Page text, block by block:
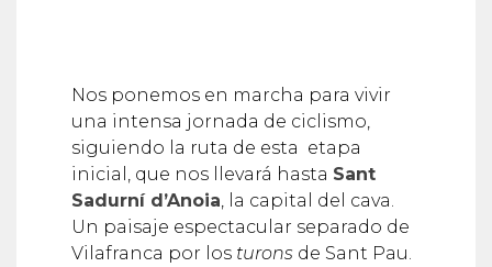
Nos ponemos en marcha para vivir
una intensa jornada de ciclismo,
siguiendo la ruta de esta etapa
inicial, que nos llevará hasta Sant
Sadurní d’Anoia , la capital del cava.
Un paisaje espectacular separado de
Vilafranca por los turons de Sant Pau.